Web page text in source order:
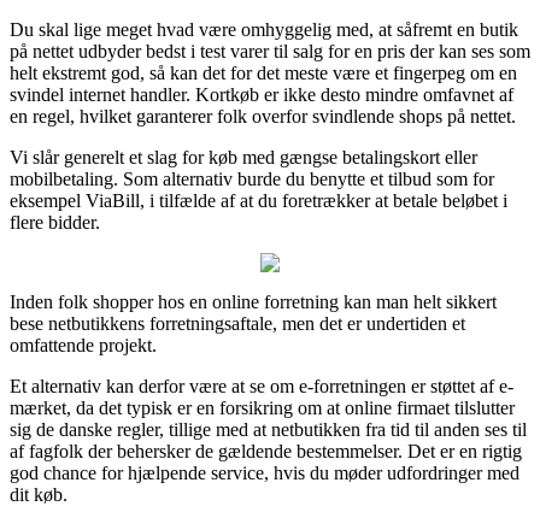
Du skal lige meget hvad være omhyggelig med, at såfremt en butik
på nettet udbyder bedst i test varer til salg for en pris der kan ses som
helt ekstremt god, så kan det for det meste være et fingerpeg om en
svindel internet handler. Kortkøb er ikke desto mindre omfavnet af
en regel, hvilket garanterer folk overfor svindlende shops på nettet.
Vi slår generelt et slag for køb med gængse betalingskort eller
mobilbetaling. Som alternativ burde du benytte et tilbud som for
eksempel ViaBill, i tilfælde af at du foretrækker at betale beløbet i
flere bidder.
Inden folk shopper hos en online forretning kan man helt sikkert
bese netbutikkens forretningsaftale, men det er undertiden et
omfattende projekt.
Et alternativ kan derfor være at se om e-forretningen er støttet af e-
mærket, da det typisk er en forsikring om at online firmaet tilslutter
sig de danske regler, tillige med at netbutikken fra tid til anden ses til
af fagfolk der behersker de gældende bestemmelser. Det er en rigtig
god chance for hjælpende service, hvis du møder udfordringer med
dit køb.